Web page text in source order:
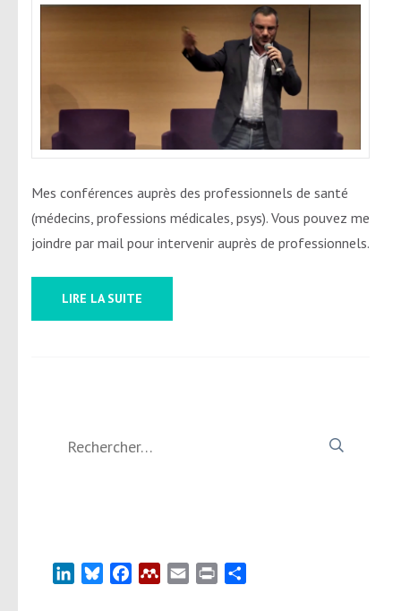
Mes conférences auprès des professionnels de santé
(médecins, professions médicales, psys). Vous pouvez me
joindre par mail pour intervenir auprès de professionnels.
LIRE LA SUITE
LinkedInBlueskyFacebookMendeley
Email Print